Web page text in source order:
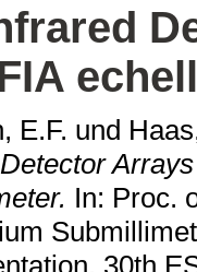
E.F. und
In: Proc.
30th